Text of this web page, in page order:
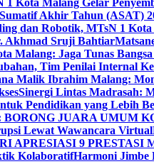
1 Kota Malang Gelar
Akhir Tahun (ASAT)
dan Robotik, MTsN 1
Akhmad Sruji Bahtiar
Malang: Jaga Tunas
Tim Penilai Internal
Malik Ibrahim Malang:
Sinergi Lintas Madrasah:
Pendidikan yang Lebih
JUARA UMUM
Lewat Wawancara Virtual
APRESIASI 9 PRESTASI
KolaboratifHarmoni Jimbe